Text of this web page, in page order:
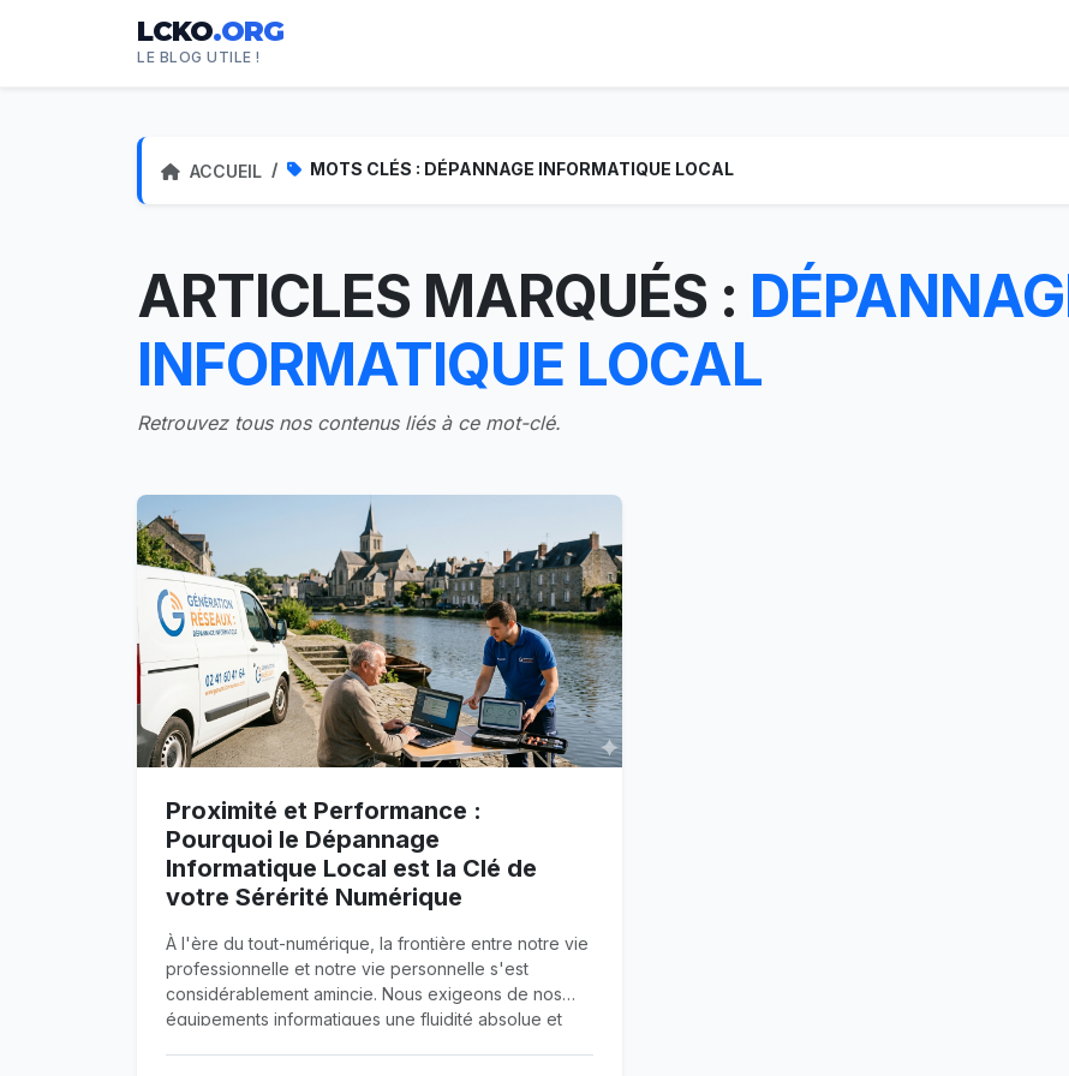
LCKO.ORG
LE BLOG UTILE !
ACCUEIL MOTS CLÉS : DÉPANNAGE INFORMATIQUE LOCAL
ARTICLES MARQUÉS :
INFORMATIQUE LOCAL
Retrouvez tous nos contenus liés à ce mot-clé.
Proximité et Performance :
Pourquoi le Dépannage
Informatique Local est la Clé de
votre Sérérité Numérique
À l'ère du tout-numérique, la frontière entre notre vie
professionnelle et notre vie personnelle s'est
considérablement amincie. Nous exigeons de nos
équipements informatiques une fluidité absolue et